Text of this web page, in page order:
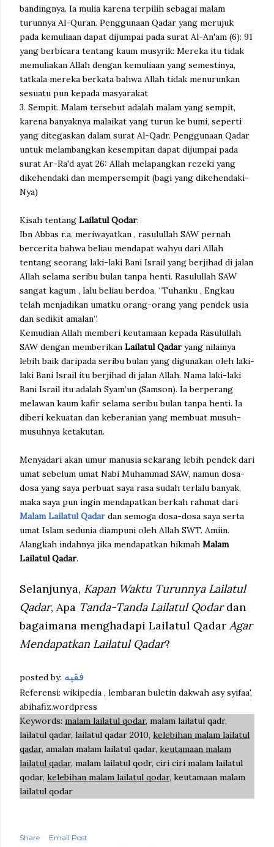
bandingnya. Ia mulia karena terpilih sebagai malam
turunnya Al-Quran. Penggunaan Qadar yang merujuk
pada kemuliaan dapat dijumpai pada surat Al-An'am (6): 91
yang berbicara tentang kaum musyrik: Mereka itu tidak
memuliakan Allah dengan kemuliaan yang semestinya,
tatkala mereka berkata bahwa Allah tidak menurunkan
sesuatu pun kepada masyarakat
3. Sempit. Malam tersebut adalah malam yang sempit,
karena banyaknya malaikat yang turun ke bumi, seperti
yang ditegaskan dalam surat Al-Qadr. Penggunaan Qadar
untuk melambangkan kesempitan dapat dijumpai pada
surat Ar-Ra'd ayat 26: Allah melapangkan rezeki yang
dikehendaki dan mempersempit (bagi yang dikehendaki-
Nya)
Kisah tentang Lailatul Qodar:
Ibn Abbas r.a. meriwayatkan , rasulullah SAW pernah
bercerita bahwa beliau mendapat wahyu dari Allah
tentang seorang laki-laki Bani Israil yang berjihad di jalan
Allah selama seribu bulan tanpa henti. Rasulullah SAW
sangat kagum , lalu beliau berdoa, “Tuhanku , Engkau
telah menjadikan umatku orang-orang yang pendek usia
dan sedikit amalan”.
Kemudian Allah memberi keutamaan kepada Rasulullah
SAW dengan memberikan Lailatul Qadar yang nilainya
lebih baik daripada seribu bulan yang digunakan oleh laki-
laki Bani Israil itu berjihad di jalan Allah. Nama laki-laki
Bani Israil itu adalah Syam’un (Samson). Ia berperang
melawan kaum kafir selama seribu bulan tanpa henti. Ia
diberi kekuatan dan keberanian yang membuat musuh-
musuhnya ketakutan.
Menyadari akan umur manusia sekarang lebih pendek dari
umat sebelum umat Nabi Muhammad SAW, namun dosa-
dosa yang saya perbuat saya rasa sudah terlalu banyak,
maka saya pun ingin mendapatkan berkah rahmat dari
Malam Lailatul Qadar dan semoga dosa-dosa saya serta
umat Islam sedunia diampuni oleh Allah SWT. Amiin.
Alangkah indahnya jika mendapatkan hikmah Malam
Lailatul Qadar.
Selanjunya, Kapan Waktu Turunnya Lailatul
Qadar, Apa Tanda-Tanda Lailatul Qodardan
bagaimana menghadapi Lailatul Qadar Agar
Mendapatkan Lailatul Qadar?
posted by: فقيه
Referensi: wikipedia , lembaran buletin dakwah asy syifaa',
abihafiz.wordpress
Keywords: malam lailatul qodar, malam lailatul qadr,
lailatul qadar, lailatul qadar 2010, kelebihan malam lailatul
qadar, amalan malam lailatul qadar, keutamaan malam
lailatul qadar, malam lailatul qodr, ciri ciri malam lailatul
qodar, kelebihan malam lailatul qodar, keutamaan malam
lailatul qodar
Share
Email Post